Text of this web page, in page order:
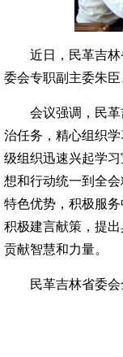
近日，民革吉
委会专职副主委朱臣
会议强调，民
治任务，精心组织
级组织迅速兴起学
想和行动统一到全
特色优势，积极服
积极建言献策，提
贡献智慧和力量。
民革吉林省委